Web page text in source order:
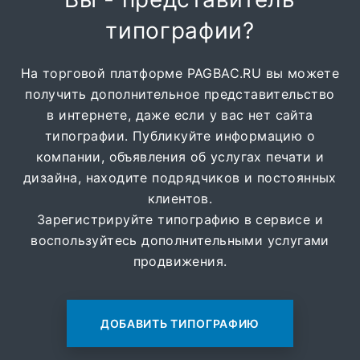
типографии?
На торговой платформе PAGBAC.RU вы можете
получить дополнительное представительство
в интернете, даже если у вас нет сайта
типографии. Публикуйте информацию о
компании, объявления об услугах печати и
дизайна, находите подрядчиков и постоянных
клиентов.
Зарегистрируйте типографию в сервисе и
воспользуйтесь дополнительными услугами
продвижения.
ДОБАВИТЬ ТИПОГРАФИЮ